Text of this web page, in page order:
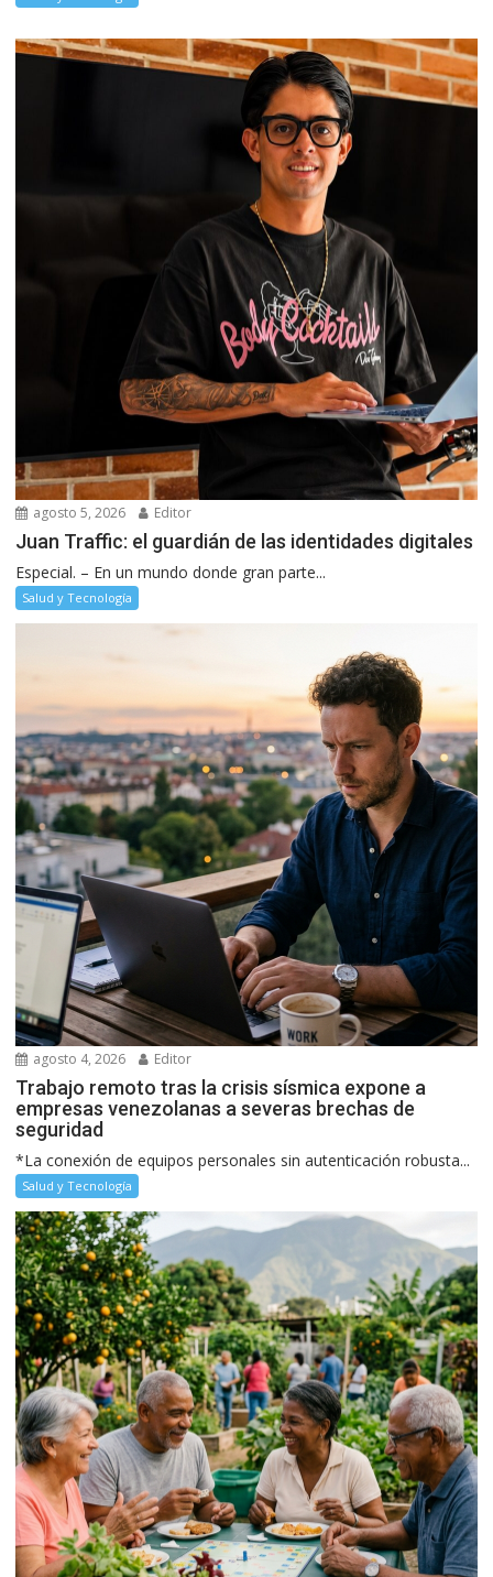
agosto 5, 2026 Editor
Juan Traffic: el guardián de las identidades digitales
Especial. – En un mundo donde gran parte...
Salud y Tecnología
agosto 4, 2026 Editor
Trabajo remoto tras la crisis sísmica expone a
empresas venezolanas a severas brechas de
seguridad
*La conexión de equipos personales sin autenticación robusta...
Salud y Tecnología